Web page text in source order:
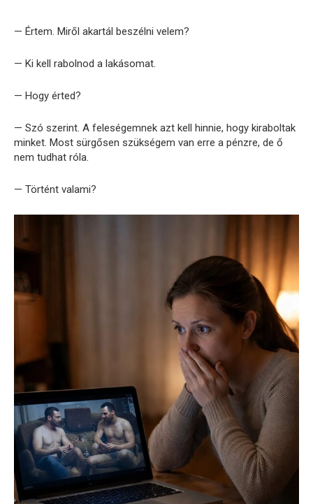
— Értem. Miről akartál beszélni velem?
— Ki kell rabolnod a lakásomat.
— Hogy érted?
— Szó szerint. A feleségemnek azt kell hinnie, hogy kiraboltak
minket. Most sürgősen szükségem van erre a pénzre, de ő
nem tudhat róla.
— Történt valami?